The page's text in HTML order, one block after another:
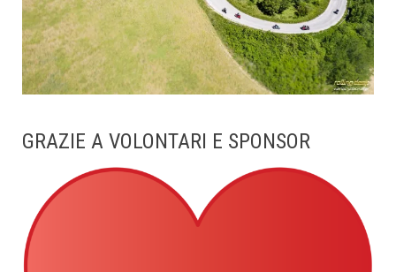
GRAZIE A VOLONTARI E SPONSOR